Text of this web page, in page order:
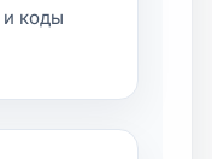
и коды